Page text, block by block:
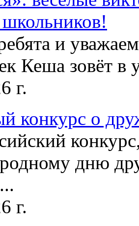
и
Кеша зовёт в
г.
конкурс о
дню
г.